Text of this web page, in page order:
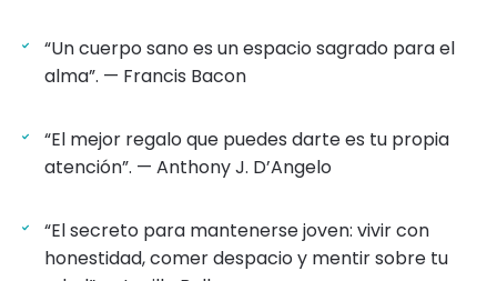
“Un cuerpo sano es un espacio sagrado para el
alma”. — Francis Bacon
“El mejor regalo que puedes darte es tu propia
atención”. — Anthony J. D’Angelo
“El secreto para mantenerse joven: vivir con
honestidad, comer despacio y mentir sobre tu